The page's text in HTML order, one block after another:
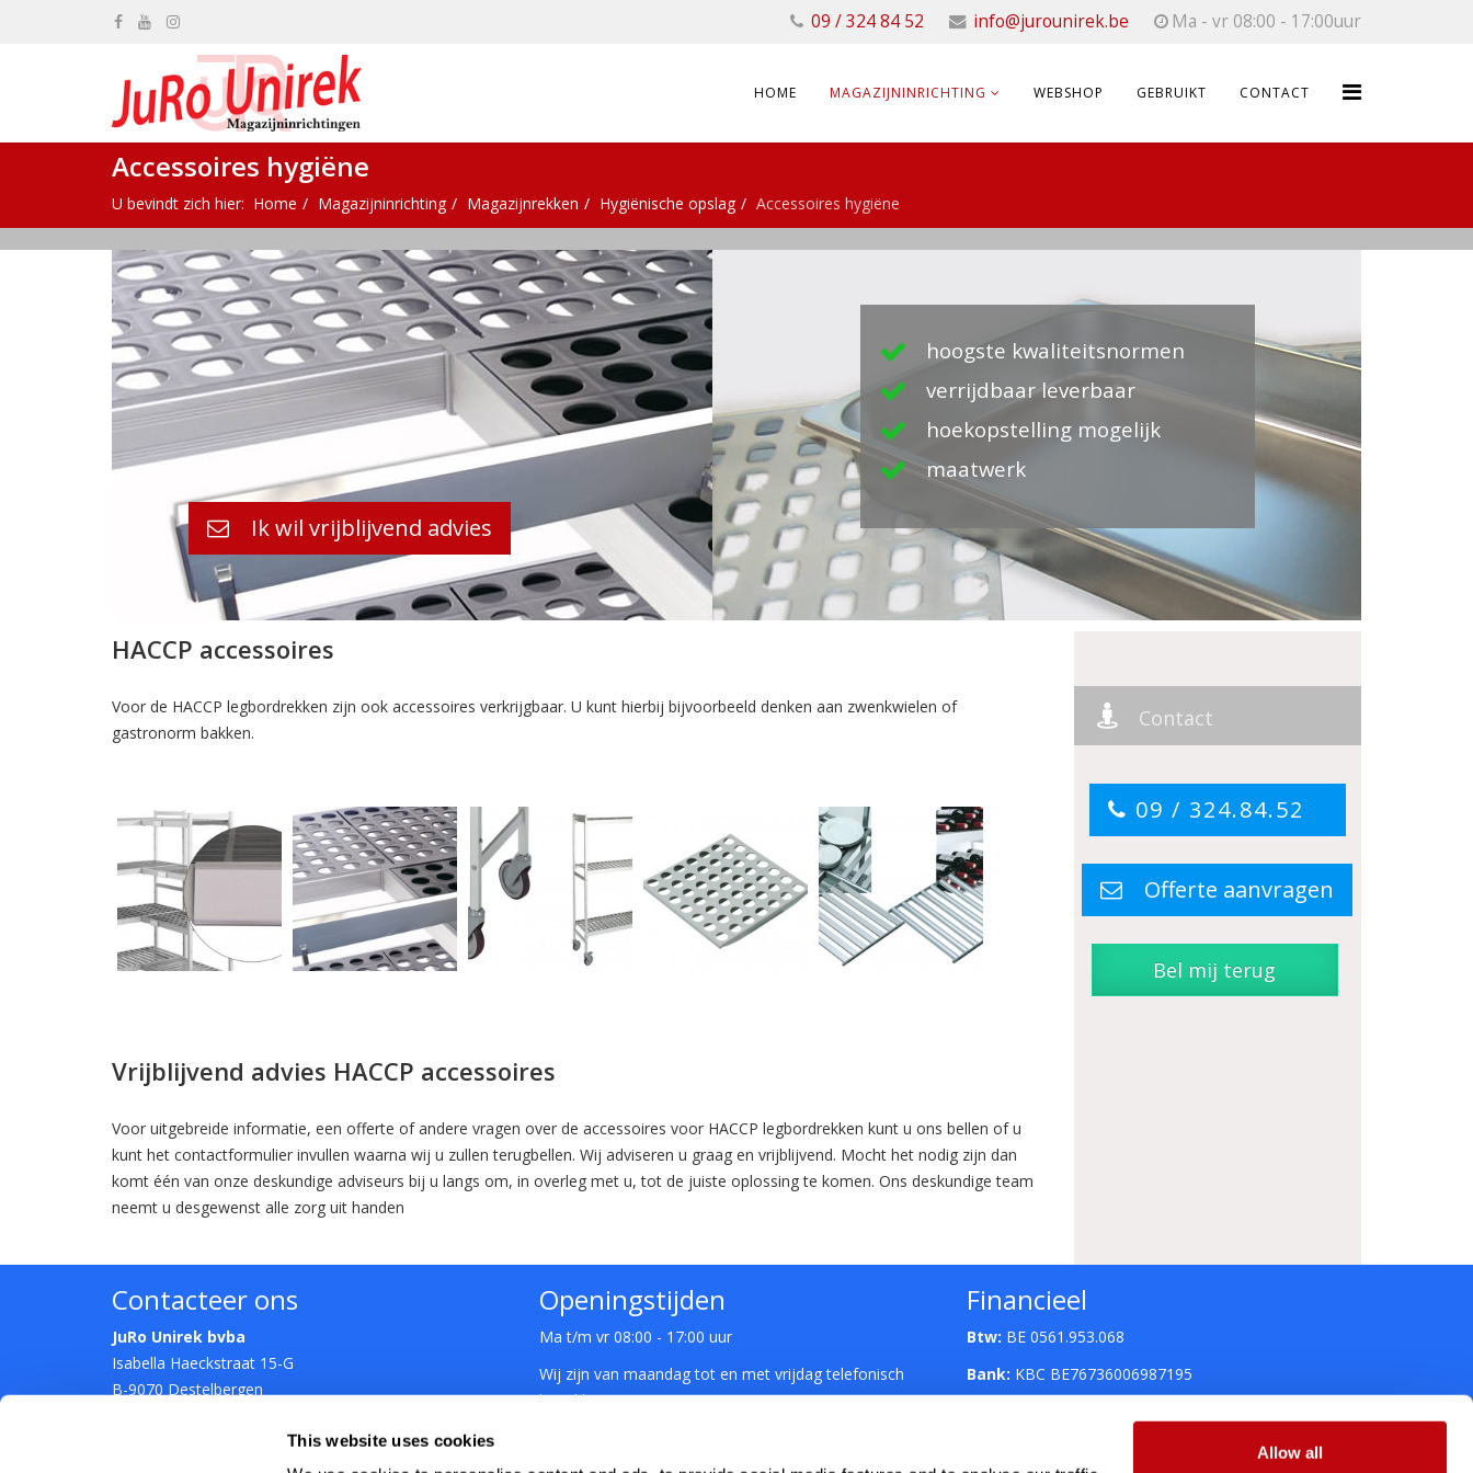
This website uses cookies
Allow all
09 / 324 84 52 info@jurounirek.be Ma - vr 08:00 - 17:00uur
HOME MAGAZIJNINRICHTING WEBSHOP GEBRUIKT CONTACT
Accessoires hygiëne
U bevindt zich hier: Home Magazijninrichting Magazijnrekken Hygiënische opslag Accessoires hygiëne
Ik wil vrijblijvend advies
hoogste kwaliteitsnormen
verrijdbaar leverbaar
hoekopstelling mogelijk
maatwerk
HACCP accessoires
Voor de HACCP legbordrekken zijn ook accessoires verkrijgbaar. U kunt hierbij bijvoorbeeld denken aan zwenkwielen of
gastronorm bakken.
Vrijblijvend advies HACCP accessoires
Voor uitgebreide informatie, een offerte of andere vragen over de accessoires voor HACCP legbordrekken kunt u ons bellen of u
kunt het contactformulier invullen waarna wij u zullen terugbellen. Wij adviseren u graag en vrijblijvend. Mocht het nodig zijn dan
komt één van onze deskundige adviseurs bij u langs om, in overleg met u, tot de juiste oplossing te komen. Ons deskundige team
neemt u desgewenst alle zorg uit handen
Contact
09 / 324.84.52
Offerte aanvragen
Bel mij terug
Contacteer ons
JuRo Unirek bvba
Isabella Haeckstraat 15-G
B-9070 Destelbergen
Openingstijden
Ma t/m vr 08:00 - 17:00 uur
Wij zijn van maandag tot en met vrijdag telefonisch
bereikbaar van 08:00 uur tot 17:00 uur
Financieel
Btw: BE 0561.953.068
Bank: KBC BE76736006987195